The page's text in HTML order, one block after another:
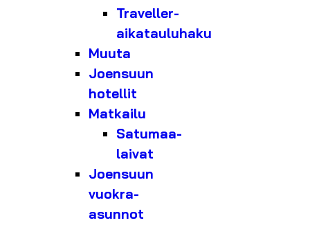
Traveller-
aikatauluhaku
Muuta
Joensuun
hotellit
Matkailu
Satumaa-
laivat
Joensuun
vuokra-
asunnot